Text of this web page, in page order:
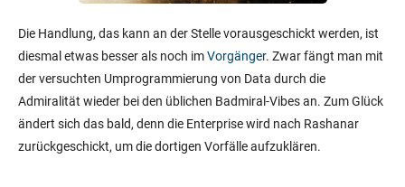
Die Handlung, das kann an der Stelle vorausgeschickt werden, ist
diesmal etwas besser als noch imVorgänger. Zwar fängt man mit
der versuchten Umprogrammierung von Data durch die
Admiralität wieder bei den üblichen Badmiral-Vibes an. Zum Glück
ändert sich das bald, denn die Enterprise wird nach Rashanar
zurückgeschickt, um die dortigen Vorfälle aufzuklären.